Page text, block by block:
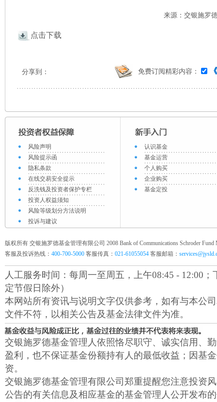
来源：交银施罗
点击下载
分享到： 免费订阅精彩内容：
风险声明
风险提示函
隐私条款
在线交易安全提示
反洗钱及投资者保护专栏
投资人权益须知
风险等级划分方法说明
投诉与建议
认识基金
基金运营
个人购买
企业购买
基金定投
版权所有 交银施罗德基金管理有限公司 2008 Bank of Communications Schroder Fund
客服及投诉热线： 400-700-5000 客服传真： 021-61055054 客服邮箱：
人工服务时间：每周一至周五，上午08:45 - 12:00；
定节假日除外）
本网站所有资讯与说明文字仅供参考，如有与本公
文件不符，以相关公告及基金法律文件为准。
交银施罗德基金管理人依照恪尽职守、诚实信用、
盈利，也不保证基金份额持有人的最低收益；因基
资。
交银施罗德基金管理有限公司郑重提醒您注意投资
公告的有关信息及相应基金的基金管理人公开发布